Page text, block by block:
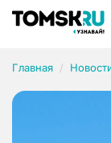
Главная